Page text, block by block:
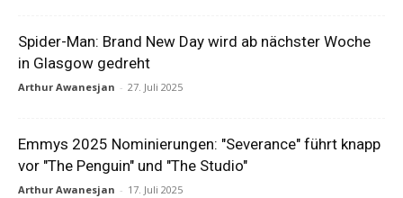
Spider-Man: Brand New Day wird ab nächster Woche
in Glasgow gedreht
Arthur Awanesjan - 27. Juli 2025
Emmys 2025 Nominierungen: "Severance" führt knapp
vor "The Penguin" und "The Studio"
Arthur Awanesjan - 17. Juli 2025